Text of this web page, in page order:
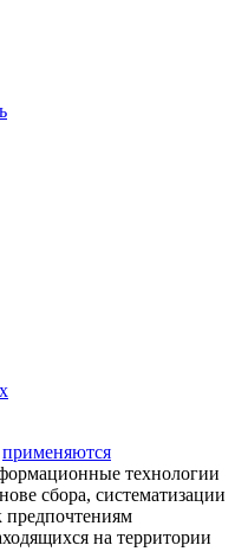
применяются
технологии
сбора, систематизации
предпочтениям
на территории